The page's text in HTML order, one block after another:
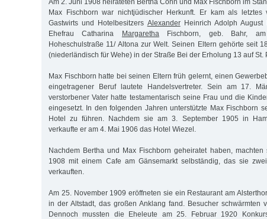
Max Fischborn war nichtjüdischer Herkunft. Er kam als
Gastwirts und Hotelbesitzers AlexanderHeinrich Adolph August
Ehefrau Catharina Margaretha Fischborn, geb. Bahr,
Hoheschulstraße 11/ Altona zur Welt. Seinen Eltern gehörte seit
(niederländisch für Wehe) in der Straße Bei der Erholung 13 auf St.
Max Fischborn hatte bei seinen Eltern früh gelernt, einen
eingetragener Beruf lautete Handelsvertreter. Sein am 17.
verstorbener Vater hatte testamentarisch seine Frau und die
eingesetzt. In den folgenden Jahren unterstützte Max Fischborn
Hotel zu führen. Nachdem sie am 3. September 1905 in
verkaufte er am 4. Mai 1906 das Hotel Wiezel.
Nachdem Bertha und Max Fischborn geheiratet haben,
1908 mit einem Cafe am Gänsemarkt selbständig, das sie
verkauften.
Am 25. November 1909 eröffneten sie ein Restaurant am
in der Altstadt, das großen Anklang fand. Besucher schwärmten
Dennoch mussten die Eheleute am 25. Februar 1920